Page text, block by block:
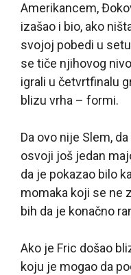
Amerikancem,
izašao i bio, ako
svojoj pobedi u
se tiče njihovog
igrali u četvrtfinalu
blizu vrha – formi.
Da ovo nije Slem,
osvoji još jedan
da je pokazao bilo
momaka koji se ne
bih da je konačno
Ako je Fric došao
koju je mogao da